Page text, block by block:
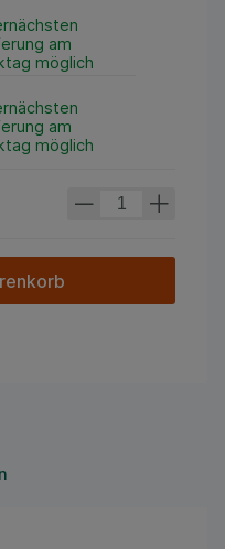
am
möglich
am
möglich